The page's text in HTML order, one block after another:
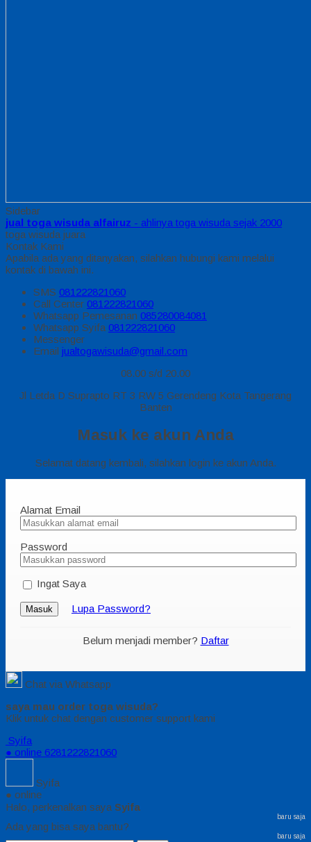
Sidebar
jual toga wisuda alfairuz - ahlinya toga wisuda sejak 2000
toga wisuda juara
Kontak Kami
Apabila ada yang ditanyakan, silahkan hubungi kami melalui
kontak di bawah ini.
SMS 081222821060
Call Center 081222821060
Whatsapp Pemesanan 085280084081
Whatsapp Syifa 081222821060
Messenger
Email jualtogawisuda@gmail.com
08.00 s/d 20.00
Jl Letda D Suprapto RT 3 RW 5 Gerendeng Kota Tangerang
Banten
Masuk ke akun Anda
Selamat datang kembali, silahkan login ke akun Anda.
Alamat Email
Password
Ingat Saya
Masuk Lupa Password?
Belum menjadi member? Daftar
Chat via Whatsapp
saya mau order toga wisuda?
Klik untuk chat dengan customer support kami
Syifa
● online 6281222821060
Syifa
● online
Halo, perkenalkan saya Syifa
baru saja
Ada yang bisa saya bantu?
baru saja